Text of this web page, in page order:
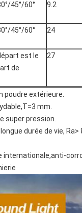
45°/60° 9.2
45°/60° 24
est le
de
27
poudre extérieure.
mm.
super pression.
durée de vie, Ra>
internationale,anti-